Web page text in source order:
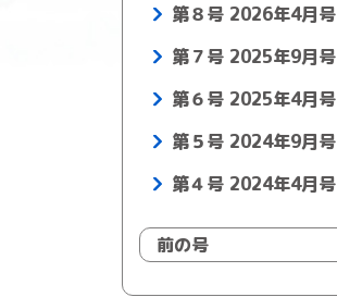
第８号 2026年4月号
第７号 2025年9月号
第６号 2025年4月号
第５号 2024年9月号
第４号 2024年4月号
前の号